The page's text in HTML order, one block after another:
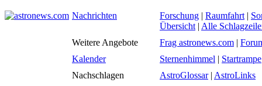
Nachrichten Forschung | Raumfahrt |
Übersicht | Alle
Weitere Angebote
Frag astronews.com |
Kalender
Sternenhimmel | Startrampe
Nachschlagen
AstroGlossar| AstroLinks